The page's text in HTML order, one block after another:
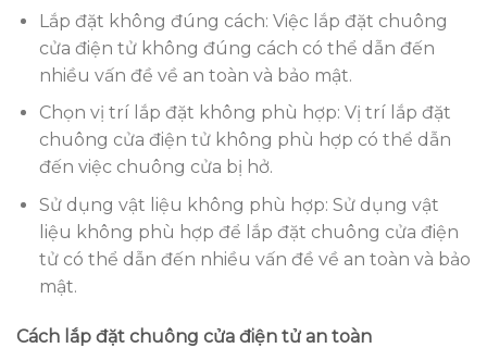
Lắp đặt không đúng cách: Việc lắp đặt chuông
cửa điện tử không đúng cách có thể dẫn đến
nhiều vấn đề về an toàn và bảo mật.
Chọn vị trí lắp đặt không phù hợp: Vị trí lắp đặt
chuông cửa điện tử không phù hợp có thể dẫn
đến việc chuông cửa bị hở.
Sử dụng vật liệu không phù hợp: Sử dụng vật
liệu không phù hợp để lắp đặt chuông cửa điện
tử có thể dẫn đến nhiều vấn đề về an toàn và bảo
mật.
Cách lắp đặt chuông cửa điện tử an toàn